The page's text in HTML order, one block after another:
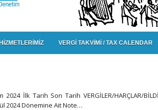
HİZMETLERİMİZ VERGİ TAKVİMİ / TAX CALENDAR
İlk Tarih Son Tarih VERGİLER/HARÇLAR/
2024 Dönemine Ait Note…